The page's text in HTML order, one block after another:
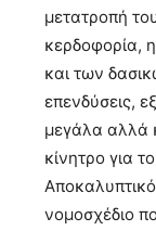
μετατροπή
κερδοφορία,
και των
επενδύσεις,
μεγάλα αλλά
κίνητρο για
νομοσχέδιο